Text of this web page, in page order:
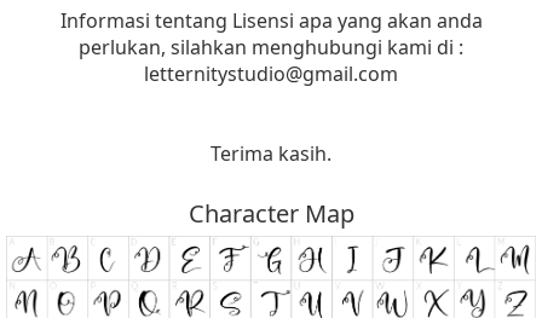
Informasi tentang Lisensi apa yang akan anda
perlukan, silahkan menghubungi kami di :
letternitystudio@gmail.com
Terima kasih.
Character Map